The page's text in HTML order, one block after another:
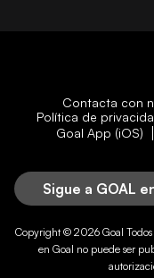
Contacta con
Política de
Goal App (iOS)
Sigue a GOAL
Copyright © 2026 Goal
en Goal no puede ser